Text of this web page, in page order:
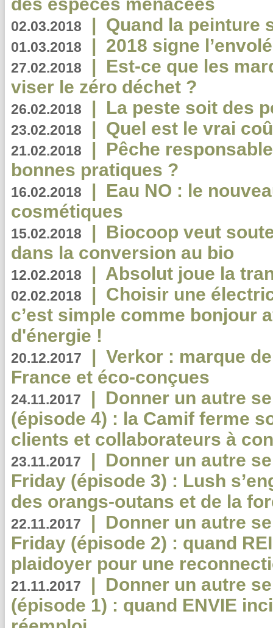
02.03.2018 | Quand la peinture
01.03.2018 | 2018 signe
27.02.2018 | Est-ce que les
viser le zéro déchet ?
26.02.2018 | La peste soit des
23.02.2018 | Quel est le vrai
21.02.2018 | Pêche
bonnes pratiques ?
16.02.2018 | Eau NO : le
cosmétiques
15.02.2018 | Biocoop veut
dans la conversion au bio
12.02.2018 | Absolut joue la
02.02.2018 | Choisir une
c’est simple comme bonjour
d'énergie !
20.12.2017 | Verkor : marque
France et éco-conçues
24.11.2017 | Donner un autre
(épisode 4) : la Camif ferme
clients et collaborateurs à
23.11.2017 | Donner un autre
Friday (épisode 3) : Lush
des orangs-outans et de la
22.11.2017 | Donner un autre
Friday (épisode 2) : quand
plaidoyer pour une
21.11.2017 | Donner un autre
(épisode 1) : quand ENVIE